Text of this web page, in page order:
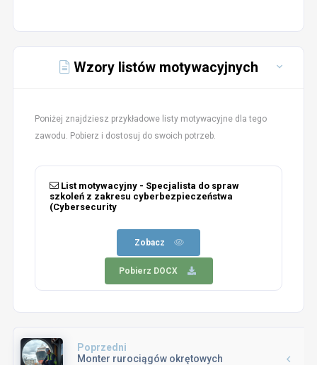
Wzory listów motywacyjnych
Poniżej znajdziesz przykładowe listy motywacyjne dla tego
zawodu. Pobierz i dostosuj do swoich potrzeb.
List motywacyjny - Specjalista do spraw
szkoleń z zakresu cyberbezpieczeństwa
(Cybersecurity
Zobacz
Pobierz DOCX
Poprzedni
Monter rurociągów okrętowych